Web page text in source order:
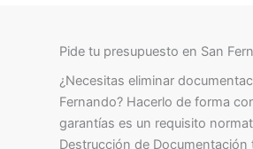
Pide tu presupuesto en San
¿Necesitas eliminar
Fernando? Hacerlo de forma
garantías es un requisito
Destrucción de Documentación